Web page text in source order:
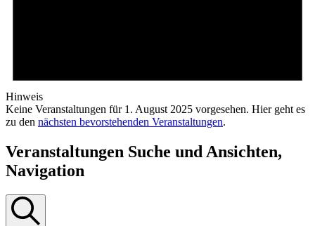
Hinweis
Keine Veranstaltungen für 1. August 2025 vorgesehen. Hier geht es
zu den nächsten bevorstehenden Veranstaltungen.
Veranstaltungen Suche und Ansichten,
Navigation